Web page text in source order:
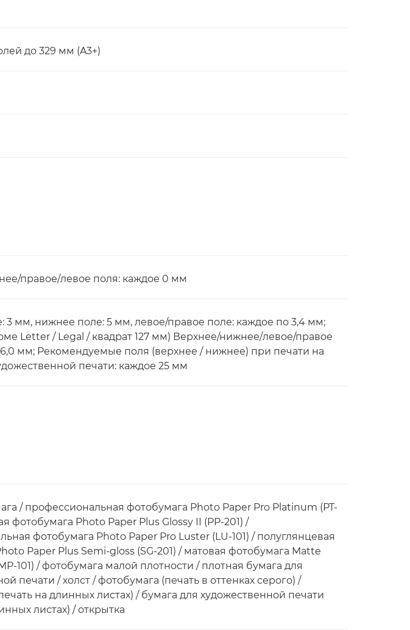
до 329 мм (A3+)
правое/левое поля: каждое 0 мм
3 мм, нижнее поле: 5 мм, левое/правое поле: каждое по 3,4 мм;
Letter / Legal / квадрат 127 мм) Верхнее/нижнее/левое/правое
мм; Рекомендуемые поля (верхнее / нижнее) при печати на
печати: каждое 25 мм
/ профессиональная фотобумага Photo Paper Pro Platinum (PT-
фотобумага Photo Paper Plus Glossy II (PP-201) /
фотобумага Photo Paper Pro Luster (LU-101) / полуглянцевая
Paper Plus Semi-gloss (SG-201) / матовая фотобумага Matte
101) / фотобумага малой плотности / плотная бумага для
печати / холст / фотобумага (печать в оттенках серого) /
на длинных листах) / бумага для художественной печати
листах) / открытка